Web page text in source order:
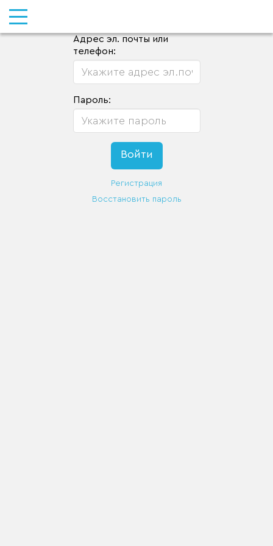
Адрес эл. почты или
телефон:
Пароль:
Регистрация
Восстановить пароль